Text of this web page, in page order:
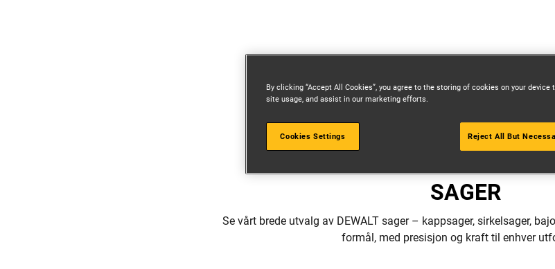
SAGER
Se vårt brede utvalg av DEWALT sager – kappsager, sirkelsager,
formål, med presisjon og kraft til enhver
By clicking “Accept All Cookies”, you agree to the storing of cookies on your device
site usage, and assist in our marketing efforts.
Cookies Settings Reject All But